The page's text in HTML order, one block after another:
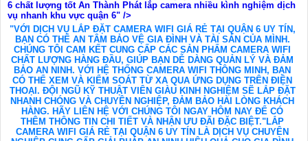
6 chất lượng tốt An Thành Phát lắp camera nhiều kình nghiệm dịch
vụ nhanh khu vực quận 6" />
"VỚI DỊCH VỤ LẮP ĐẶT CAMERA WIFI GIÁ RẺ TẠI QUẬN 6 UY TÍN,
BẠN CÓ THỂ AN TÂM BẢO VỆ GIA ĐÌNH VÀ TÀI SẢN CỦA MÌNH.
CHÚNG TÔI CAM KẾT CUNG CẤP CÁC SẢN PHẨM CAMERA WIFI
CHẤT LƯỢNG HÀNG ĐẦU, GIÚP BẠN DỄ DÀNG QUẢN LÝ VÀ ĐẢM
BẢO AN NINH. VỚI HỆ THỐNG CAMERA WIFI THÔNG MINH, BẠN
CÓ THỂ XEM VÀ KIỂM SOÁT TỪ XA QUA ỨNG DỤNG TRÊN ĐIỆN
THOẠI. ĐỘI NGŨ KỸ THUẬT VIÊN GIÀU KINH NGHIỆM SẼ LẮP ĐẶT
NHANH CHÓNG VÀ CHUYÊN NGHIỆP, ĐẢM BẢO HÀI LÒNG KHÁCH
HÀNG. HÃY LIÊN HỆ VỚI CHÚNG TÔI NGAY HÔM NAY ĐỂ CÓ
THÊM THÔNG TIN CHI TIẾT VÀ NHẬN ƯU ĐÃI ĐẶC BIỆT."LẮP
CAMERA WIFI GIÁ RẺ TẠI QUẬN 6 UY TÍN LÀ DỊCH VỤ CHUYÊN